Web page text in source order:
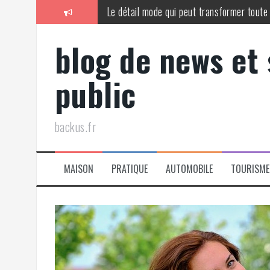
Le détail mode qui peut transformer toute
Tenue noir et blanc idéale pour un style
Analyse complète des 100 aliments
Assurance habitation : stratégies pour
blog de news
public
backus.fr
MAISON PRATIQUE AUTOMOBILE TOURISME